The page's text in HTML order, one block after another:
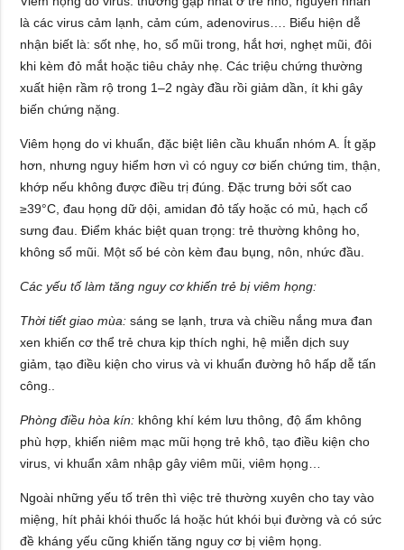
là các virus cảm lạnh, cảm cúm, adenovirus…. Biểu hiện dễ
nhận biết là: sốt nhẹ, ho, sổ mũi trong, hắt hơi, nghẹt mũi, đôi
khi kèm đỏ mắt hoặc tiêu chảy nhẹ. Các triệu chứng thường
xuất hiện rầm rộ trong 1–2 ngày đầu rồi giảm dần, ít khi gây
biến chứng nặng.
Viêm họng do vi khuẩn, đặc biệt liên cầu khuẩn nhóm A. Ít gặp
hơn, nhưng nguy hiểm hơn vì có nguy cơ biến chứng tim, thận,
khớp nếu không được điều trị đúng. Đặc trưng bởi sốt cao
≥39°C, đau họng dữ dội, amidan đỏ tấy hoặc có mủ, hạch cổ
sưng đau. Điểm khác biệt quan trọng: trẻ thường không ho,
không sổ mũi. Một số bé còn kèm đau bụng, nôn, nhức đầu.
Các yếu tố làm tăng nguy cơ khiến trẻ bị viêm họng:
Thời tiết giao mùa: sáng se lạnh, trưa và chiều nắng mưa đan
xen khiến cơ thể trẻ chưa kịp thích nghi, hệ miễn dịch suy
giảm, tạo điều kiện cho virus và vi khuẩn đường hô hấp dễ tấn
công..
Phòng điều hòa kín: không khí kém lưu thông, độ ẩm không
phù hợp, khiến niêm mạc mũi họng trẻ khô, tạo điều kiện cho
virus, vi khuẩn xâm nhập gây viêm mũi, viêm họng…
Ngoài những yếu tố trên thì việc trẻ thường xuyên cho tay vào
miệng, hít phải khói thuốc lá hoặc hút khói bụi đường và có sức
đề kháng yếu cũng khiến tăng nguy cơ bị viêm họng.